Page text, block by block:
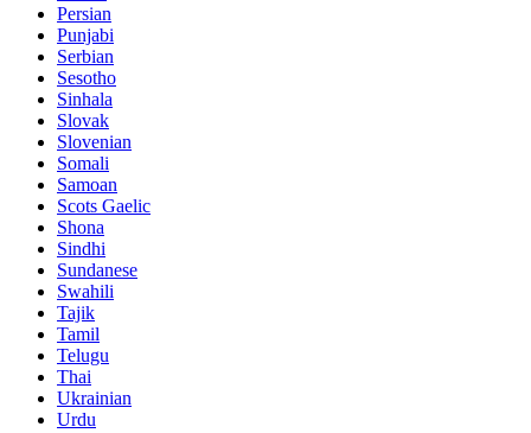
Persian
Punjabi
Serbian
Sesotho
Sinhala
Slovak
Slovenian
Somali
Samoan
Scots Gaelic
Shona
Sindhi
Sundanese
Swahili
Tajik
Tamil
Telugu
Thai
Ukrainian
Urdu